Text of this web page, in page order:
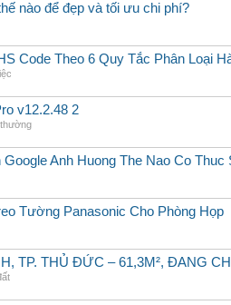
nào để đẹp và tối ưu chi phí?
Code Theo 6 Quy Tắc Phân Loại
v12.2.48 2
Google Anh Huong The Nao Co Thuc
Tường Panasonic Cho Phòng Họp
TP. THỦ ĐỨC – 61,3M², ĐANG